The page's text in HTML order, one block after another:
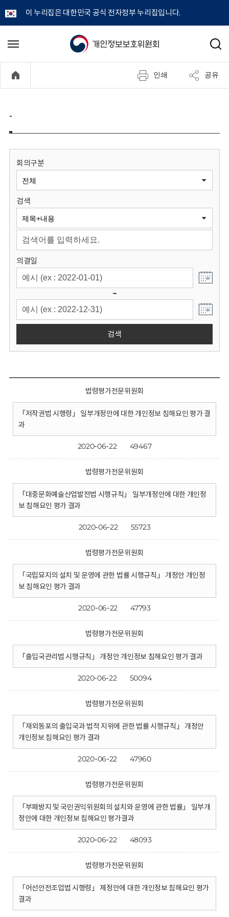
이 누리집은 대한민국 공식 전자정부 누리집입니다.
개
정
보
원
회
메
기
검
인쇄 공유
-
회의구분
검색
의결일
~
검색
법령평가전문위원회
「저작권법 시행령」 일부개정안에 대한 개인정보 침해요인 평가 결
과
2020-06-22 49467
법령평가전문위원회
「대중문화예술산업발전법 시행규칙」 일부개정안에 대한 개인정
보 침해요인 평가 결과
2020-06-22 55723
법령평가전문위원회
「국립묘지의 설치 및 운영에 관한 법률 시행규칙」 개정안 개인정
보 침해요인 평가 결과
2020-06-22 47793
법령평가전문위원회
「출입국관리법 시행규칙」 개정안 개인정보 침해요인 평가 결과
2020-06-22 50094
법령평가전문위원회
「재외동포의 출입국과 법적 지위에 관한 법률 시행규칙」 개정안
개인정보 침해요인 평가 결과
2020-06-22 47960
법령평가전문위원회
「부패방지 및 국민권익위원회의 설치와 운영에 관한 법률」 일부개
정안에 대한 개인정보 침해요인 평가결과
2020-06-22 48093
법령평가전문위원회
「어선안전조업법 시행령」 제정안에 대한 개인정보 침해요인 평가
결과